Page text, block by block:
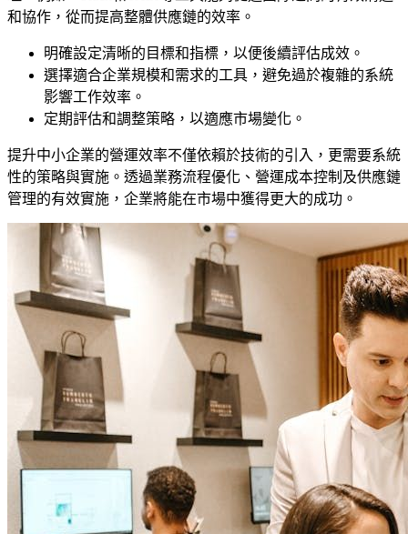
和協作，從而提高整體供應鏈的效率。
明確設定清晰的目標和指標，以便後續評估成效。
選擇適合企業規模和需求的工具，避免過於複雜的系統
影響工作效率。
定期評估和調整策略，以適應市場變化。
提升中小企業的營運效率不僅依賴於技術的引入，更需要系統
性的策略與實施。透過業務流程優化、營運成本控制及供應鏈
管理的有效實施，企業將能在市場中獲得更大的成功。